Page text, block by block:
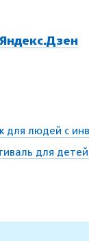
Яндекс.Дзен
для людей с
для